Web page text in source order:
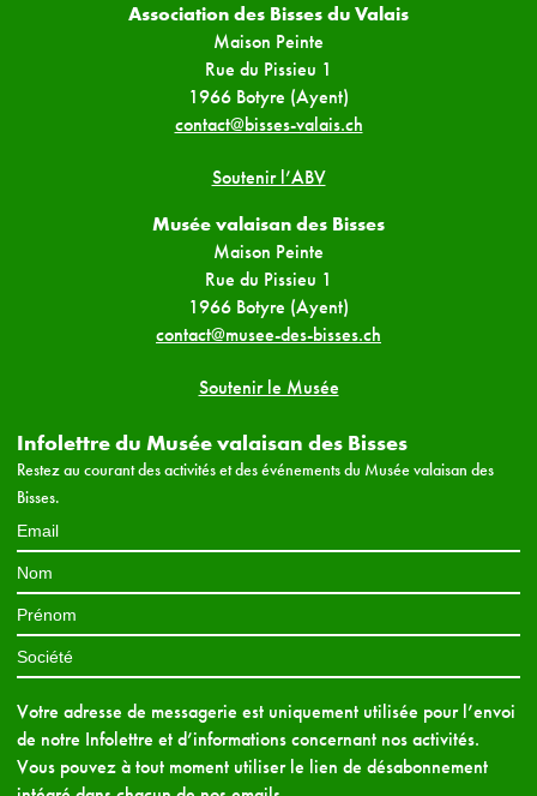
Association des Bisses du Valais
Maison Peinte
Rue du Pissieu 1
1966 Botyre (Ayent)
contact@bisses-valais.ch
Soutenir l’ABV
Musée valaisan des Bisses
Maison Peinte
Rue du Pissieu 1
1966 Botyre (Ayent)
contact@musee-des-bisses.ch
Soutenir le Musée
Infolettre du Musée valaisan des Bisses
Restez au courant des activités et des événements du Musée valaisan des
Bisses.
Votre adresse de messagerie est uniquement utilisée pour l’envoi
de notre Infolettre et d’informations concernant nos activités.
Vous pouvez à tout moment utiliser le lien de désabonnement